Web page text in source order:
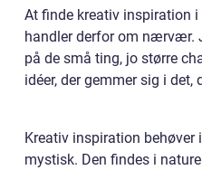
At finde kreativ inspiration
handler derfor om nærvær.
på de små ting, jo større
idéer, der gemmer sig i det,
Kreativ inspiration
mystisk. Den findes i